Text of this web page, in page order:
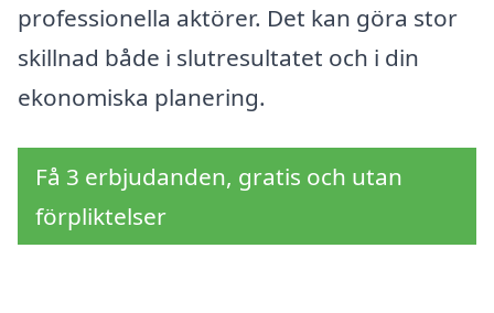
professionella aktörer. Det kan göra stor
skillnad både i slutresultatet och i din
ekonomiska planering.
Få 3 erbjudanden, gratis och utan
förpliktelser